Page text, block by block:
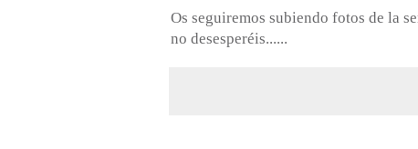
Os seguiremos subiendo fotos de la
no desesperéis......